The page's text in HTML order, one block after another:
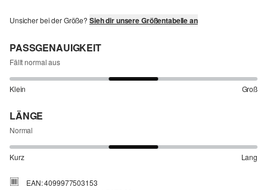
Unsicher bei der Größe? Sieh dir unsere Größentabelle an
PASSGENAUIGKEIT
Fällt normal aus
Klein Groß
LÄNGE
Normal
Kurz Lang
EAN: 4099977503153